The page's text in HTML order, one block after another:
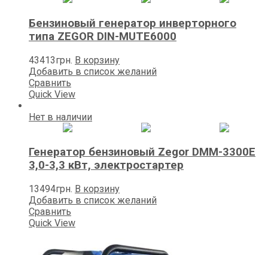
Бензиновый генератор инверторного
типа ZEGOR DIN-MUTE6000
43413грн. В корзину
Добавить в список желаний
Сравнить
Quick View
Нет в наличии
Генератор бензиновый Zegor DMM-3300E
3,0-3,3 кВт, электростартер
13494грн. В корзину
Добавить в список желаний
Сравнить
Quick View